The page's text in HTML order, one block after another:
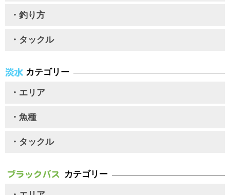
・釣り方
・タックル
カテゴリー
・エリア
・魚種
・タックル
カテゴリー